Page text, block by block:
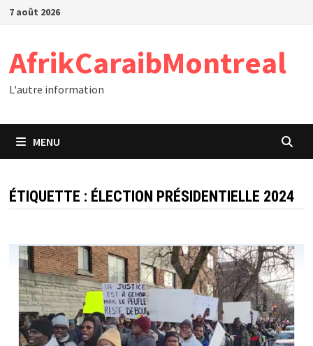
Passer
7 août 2026
AfrikCaraibMontreal
L'autre information
MENU
ÉTIQUETTE : ÉLECTION PRÉSIDENTIELLE 2024